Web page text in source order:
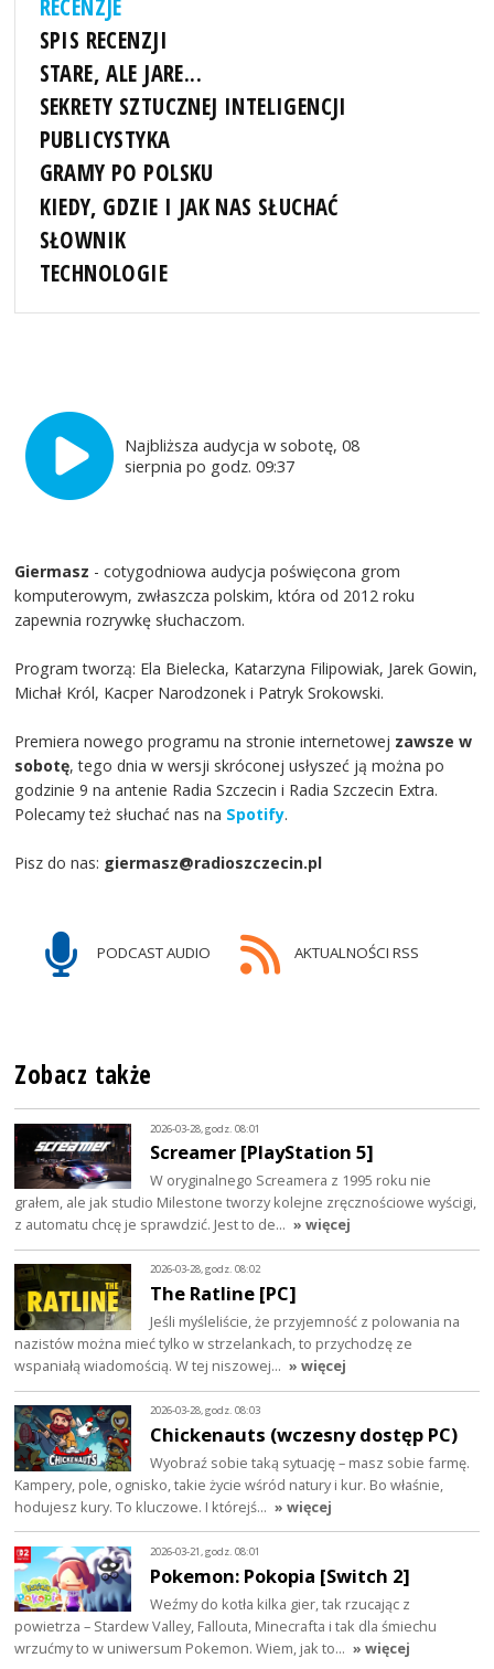
RECENZJE
SPIS RECENZJI
STARE, ALE JARE...
SEKRETY SZTUCZNEJ INTELIGENCJI
PUBLICYSTYKA
GRAMY PO POLSKU
KIEDY, GDZIE I JAK NAS SŁUCHAĆ
SŁOWNIK
TECHNOLOGIE
Najbliższa audycja w sobotę, 08
sierpnia po godz. 09:37
Giermasz - cotygodniowa audycja poświęcona grom
komputerowym, zwłaszcza polskim, która od 2012 roku
zapewnia rozrywkę słuchaczom.
Program tworzą: Ela Bielecka, Katarzyna Filipowiak, Jarek Gowin,
Michał Król, Kacper Narodzonek i Patryk Srokowski.
Premiera nowego programu na stronie internetowej zawsze w
sobotę, tego dnia w wersji skróconej usłyszeć ją można po
godzinie 9 na antenie Radia Szczecin i Radia Szczecin Extra.
Polecamy też słuchać nas na Spotify.
Pisz do nas: giermasz@radioszczecin.pl
PODCAST AUDIO AKTUALNOŚCI RSS
Zobacz także
2026-03-28, godz. 08:01
Screamer [PlayStation 5]
W oryginalnego Screamera z 1995 roku nie
grałem, ale jak studio Milestone tworzy kolejne zręcznościowe wyścigi,
z automatu chcę je sprawdzić. Jest to de… » więcej
2026-03-28, godz. 08:02
The Ratline [PC]
Jeśli myśleliście, że przyjemność z polowania na
nazistów można mieć tylko w strzelankach, to przychodzę ze
wspaniałą wiadomością. W tej niszowej… » więcej
2026-03-28, godz. 08:03
Chickenauts (wczesny dostęp PC)
Wyobraź sobie taką sytuację – masz sobie farmę.
Kampery, pole, ognisko, takie życie wśród natury i kur. Bo właśnie,
hodujesz kury. To kluczowe. I którejś… » więcej
2026-03-21, godz. 08:01
Pokemon: Pokopia [Switch 2]
Weźmy do kotła kilka gier, tak rzucając z
powietrza – Stardew Valley, Fallouta, Minecrafta i tak dla śmiechu
wrzućmy to w uniwersum Pokemon. Wiem, jak to… » więcej